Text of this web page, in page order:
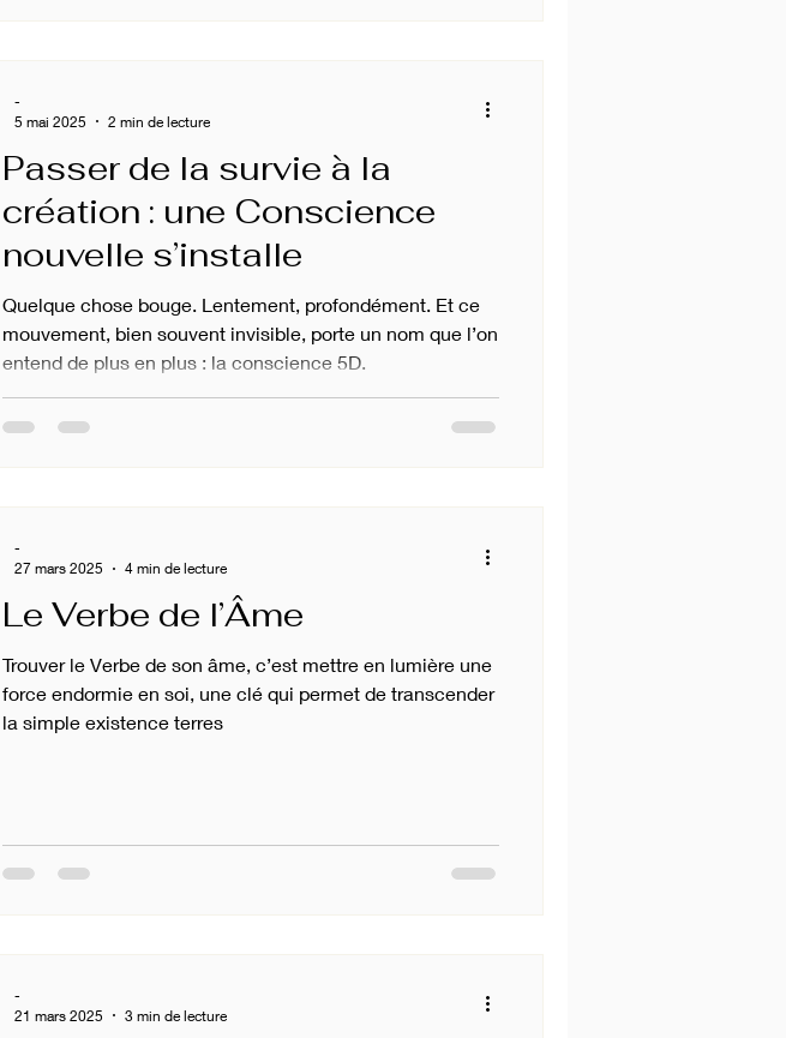
Passer de la survie à la
création : une Conscience
nouvelle s’installe
Quelque chose bouge. Lentement, profondément. Et ce
mouvement, bien souvent invisible, porte un nom que l’on
entend de plus en plus : la conscience 5D.
-
5 mai 2025
2 min de lecture
Le Verbe de l’Âme
Trouver le Verbe de son âme, c’est mettre en lumière une
force endormie en soi, une clé qui permet de transcender
la simple existence terres
-
27 mars 2025
4 min de lecture
-
21 mars 2025
3 min de lecture